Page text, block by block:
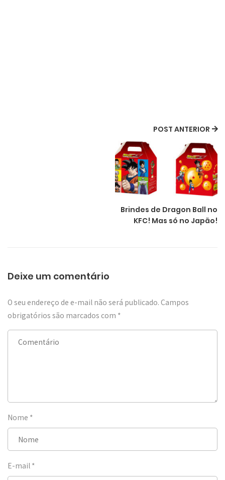
POST ANTERIOR
Brindes de Dragon Ball no
KFC! Mas só no Japão!
Deixe um comentário
O seu endereço de e-mail não será publicado. Campos
obrigatórios são marcados com *
Nome *
E-mail *